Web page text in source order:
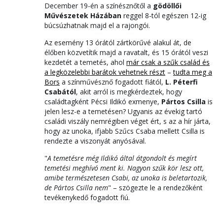
December 19-én a színésznőtől a gödöllői
Művészetek Házában reggel 8-tól egészen 12-ig
búcsúzhatnak majd el a rajongói.
Az esemény 13 órától zártkörűvé alakul át, de
élőben közvetítik majd a ravatalt, és 15 órától veszi
kezdetét a temetés, ahol már csak a szűk család és
a legközelebbi barátok vehetnek részt –tudta meg a
Bors a színművésznő fogadott fiától, L. Péterfi
Csabától, akit arról is megkérdeztek, hogy
családtagként Pécsi Ildikó exmenye, Pártos Csilla is
jelen lesz-e a temetésen? Ugyanis az évekig tartó
családi viszály nemrégiben véget ért, s az a hír járta,
hogy az unoka, ifjabb Szűcs Csaba mellett Csilla is
rendezte a viszonyát anyósával.
"A temetésre még Ildikó által átgondolt és megírt
temetési meghívó ment ki. Nagyon szűk kör lesz ott,
amibe természetesen Csabi, az unoka is beletartozik,
de Pártos Csilla nem" – szögezte le a rendezőként
tevékenykedő fogadott fiú.